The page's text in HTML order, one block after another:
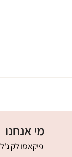
מי אנחנו
פיקאסו לק ג'ל